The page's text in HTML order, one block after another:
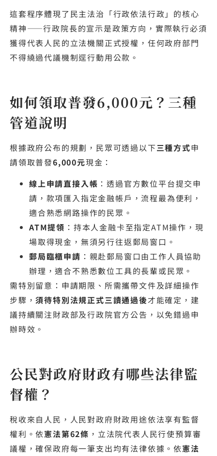
這套程序體現了民主法治「行政依法行政」的核心
精神——行政院長的宣示是政策方向，實際執行必須
獲得代表人民的立法機關正式授權，任何政府部門
不得繞過代議機制逕行動用公款。
如何領取普發6,000元？三種
管道說明
根據政府公布的規劃，民眾可透過以下三種方式申
請領取普發6,000元現金：
線上申請直接入帳 ：透過官方數位平台提交申
請，款項匯入指定金融帳戶，流程最為便利，
適合熟悉網路操作的民眾。
ATM提領 ：持本人金融卡至指定ATM操作，現
場取得現金，無須另行往返郵局窗口。
郵局臨櫃申請 ：親赴郵局窗口由工作人員協助
辦理，適合不熟悉數位工具的長輩或民眾。
需特別留意：申請期限、所需攜帶文件及詳細操作
步驟，須待特別法規正式三讀通過後才能確定，建
議持續關注財政部及行政院官方公告，以免錯過申
辦時效。
公民對政府財政有哪些法律監
督權？
稅收來自人民，人民對政府財政用途依法享有監督
權利。依憲法第62條 ，立法院代表人民行使預算審
議權，確保政府每一筆支出均有法律依據。依憲法